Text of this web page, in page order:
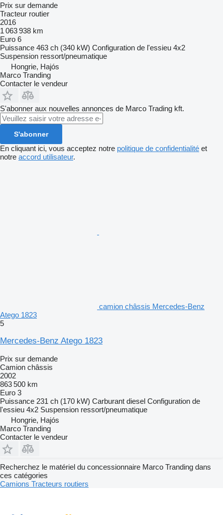
Prix sur demande
Tracteur routier
2016
1 063 938 km
Euro 6
Puissance 463 ch (340 kW) Configuration de l'essieu 4x2
Suspension ressort/pneumatique
Hongrie, Hajós
Marco Tranding
Contacter le vendeur
S'abonner aux nouvelles annonces de Marco Trading kft.
S'abonner
En cliquant ici, vous acceptez notre politique de confidentialité et
notre accord utilisateur.
camion châssis Mercedes-Benz
Atego 1823
5
Mercedes-Benz Atego 1823
Prix sur demande
Camion châssis
2002
863 500 km
Euro 3
Puissance 231 ch (170 kW) Carburant diesel Configuration de
l'essieu 4x2 Suspension ressort/pneumatique
Hongrie, Hajós
Marco Tranding
Contacter le vendeur
Recherchez le matériel du concessionnaire Marco Tranding dans
ces catégories
Camions Tracteurs routiers